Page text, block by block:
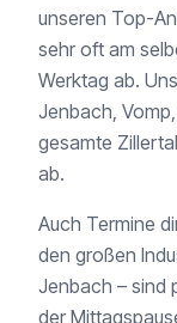
unseren Top-
sehr oft am
Werktag ab.
Jenbach,
gesamte
ab.
Auch Termine
den großen
Jenbach – sind
der